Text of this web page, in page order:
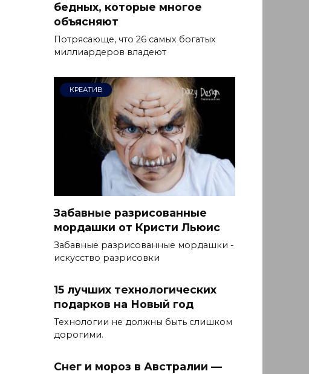
бедных, которые многое
объясняют
Потрясающе, что 26 самых богатых
миллиардеров владеют
КРЕАТИВ
Забавные разрисованные
мордашки от Кристи Льюис
Забавные разрисованные мордашки -
искусство разрисовки
15 лучших технологических
подарков на Новый год
Технологии не должны быть слишком
дорогими.
Снег и мороз в Австралии —